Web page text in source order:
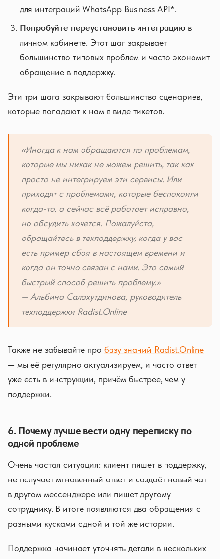
для интеграций WhatsApp Business API*.
Попробуйте переустановить интеграцию в
личном кабинете. Этот шаг закрывает
большинство типовых проблем и часто экономит
обращение в поддержку.
Эти три шага закрывают большинство сценариев,
которые попадают к нам в виде тикетов.
«Иногда к нам обращаются по проблемам,
которые мы никак не можем решить, так как
просто не интегрируем эти сервисы. Или
приходят с проблемами, которые беспокоили
когда-то, а сейчас всё работает исправно,
но обсудить хочется. Пожалуйста,
обращайтесь в техподдержку, когда у вас
есть пример сбоя в настоящем времени и
когда он точно связан с нами. Это самый
быстрый способ решить проблему.»
— Альбина Салахутдинова, руководитель
техподдержки Radist.Online
Также не забывайте про базу знаний Radist.Online
— мы её регулярно актуализируем, и часто ответ
уже есть в инструкции, причём быстрее, чем у
поддержки.
6. Почему лучше вести одну переписку по
одной проблеме
Очень частая ситуация: клиент пишет в поддержку,
не получает мгновенный ответ и создаёт новый чат
в другом мессенджере или пишет другому
сотруднику. В итоге появляются два обращения с
разными кусками одной и той же истории.
Поддержка начинает уточнять детали в нескольких